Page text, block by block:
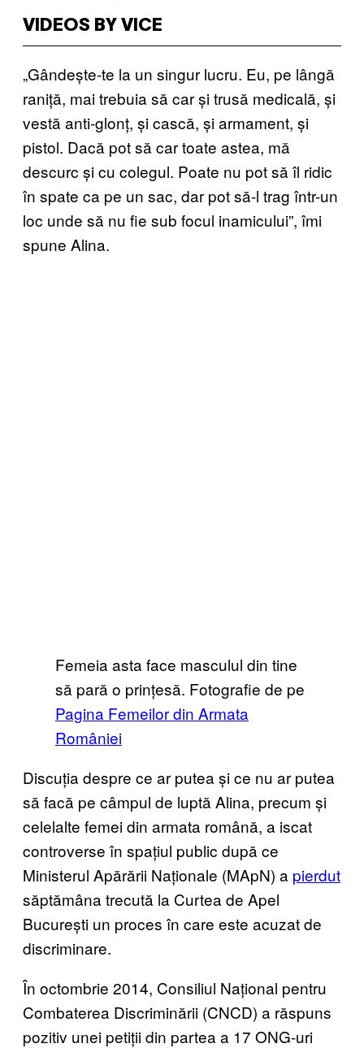
VIDEOS BY VICE
„Gândește-te la un singur lucru. Eu, pe lângă
raniță, mai trebuia să car și trusă medicală, și
vestă anti-glonț, și cască, și armament, și
pistol. Dacă pot să car toate astea, mă
descurc și cu colegul. Poate nu pot să îl ridic
în spate ca pe un sac, dar pot să-l trag într-un
loc unde să nu fie sub focul inamicului”, îmi
spune Alina.
Femeia asta face masculul din tine
să pară o prințesă. Fotografie de pe
Pagina Femeilor din Armata
României
Discuția despre ce ar putea și ce nu ar putea
să facă pe câmpul de luptă Alina, precum și
celelalte femei din armata română, a iscat
controverse în spațiul public după ce
Ministerul Apărării Naționale (MApN) a pierdut
săptămâna trecută la Curtea de Apel
București un proces în care este acuzat de
discriminare.
În octombrie 2014, Consiliul Național pentru
Combaterea Discriminării (CNCD) a răspuns
pozitiv unei petiții din partea a 17 ONG-uri